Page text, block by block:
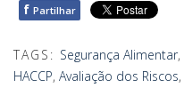
f Partilhar
TAGS: Segurança Alimentar,
HACCP, Avaliação dos Riscos,